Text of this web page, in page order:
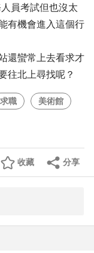
員考試但也沒太
有機會進入這個行
還蠻常上去看求才
往北上尋找呢？
求職 美術館
分享
收藏